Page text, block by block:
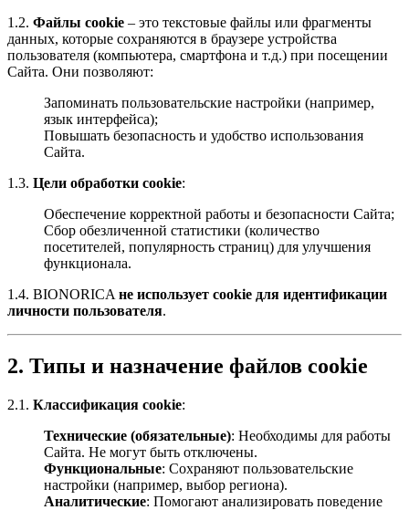
1.2. Файлы cookie – это текстовые файлы или фрагменты
данных, которые сохраняются в браузере устройства
пользователя (компьютера, смартфона и т.д.) при посещении
Сайта. Они позволяют:
Запоминать пользовательские настройки (например,
язык интерфейса);
Повышать безопасность и удобство использования
Сайта.
1.3. Цели обработки cookie:
Обеспечение корректной работы и безопасности Сайта;
Сбор обезличенной статистики (количество
посетителей, популярность страниц) для улучшения
функционала.
1.4. BIONORICA не использует cookie для идентификации
личности пользователя.
2. Типы и назначение файлов cookie
2.1. Классификация cookie:
Технические (обязательные): Необходимы для работы
Сайта. Не могут быть отключены.
Функциональные: Сохраняют пользовательские
настройки (например, выбор региона).
Аналитические: Помогают анализировать поведение